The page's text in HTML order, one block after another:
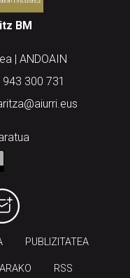
BM
| ANDOAIN
300 731
PUBLIZITATEA
RSS